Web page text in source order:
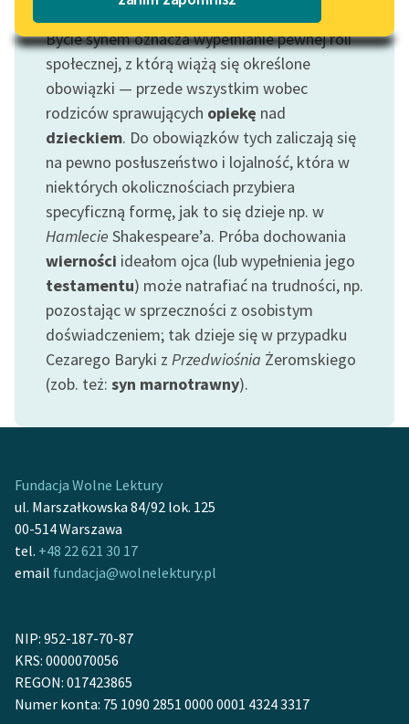
literatury do słuchania dla
uczennic i uczniów z
niepełnosprawnościami
E-kolekcja lektur
szkolnych i literatury do
słuchania dla uczennic i
uczniów z
niepełnosprawnościami
Feministyczne inspiracje.
Popularyzacja
skandynawskiej literatury
feministycznej
Ręce pełne poezji
Kolekcje edukacyjne
twórców przechodzących
lektur szkolnych oraz
Odkurzamy bohaterów
Szkoła Poezji Wolnych
Lektur
O nas
O projekcie
Zespół
Bycie synem oznacza wypełnianie pewnej roli
społecznej, z którą wiążą się określone
obowiązki — przede wszystkim wobec
rodziców sprawujących opiekę nad
dzieckiem. Do obowiązków tych zaliczają się
na pewno posłuszeństwo i lojalność, która w
niektórych okolicznościach przybiera
specyficzną formę, jak to się dzieje np. w
Hamlecie Shakespeare’a. Próba dochowania
wierności ideałom ojca (lub wypełnienia jego
testamentu) może natrafiać na trudności, np.
pozostając w sprzeczności z osobistym
doświadczeniem; tak dzieje się w przypadku
Cezarego Baryki z Przedwiośnia Żeromskiego
(zob. też: syn marnotrawny).
Fundacja Wolne Lektury
ul. Marszałkowska 84/92 lok. 125
00-514 Warszawa
tel. +48 22 621 30 17
email fundacja@wolnelektury.pl
NIP: 952-187-70-87
KRS: 0000070056
REGON: 017423865
Numer konta: 75 1090 2851 0000 0001 4324 3317